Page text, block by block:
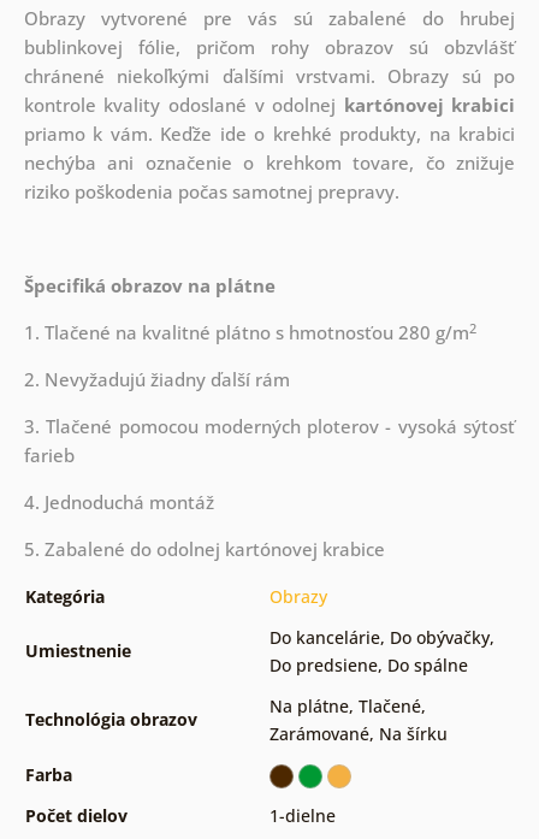
Obrazy vytvorené pre vás sú zabalené do hrubej
bublinkovej fólie, pričom rohy obrazov sú obzvlášť
chránené niekoľkými ďalšími vrstvami. Obrazy sú po
kontrole kvality odoslané v odolnej kartónovej krabici
priamo k vám. Keďže ide o krehké produkty, na krabici
nechýba ani označenie o krehkom tovare, čo znižuje
riziko poškodenia počas samotnej prepravy.
Špecifiká obrazov na plátne
1. Tlačené na kvalitné plátno s hmotnosťou 280 g/m2
2. Nevyžadujú žiadny ďalší rám
3. Tlačené pomocou moderných ploterov - vysoká sýtosť
farieb
4. Jednoduchá montáž
5. Zabalené do odolnej kartónovej krabice
Kategória Obrazy
Umiestnenie
Do kancelárie, Do obývačky,
Do predsiene, Do spálne
Technológia obrazov
Na plátne, Tlačené,
Zarámované, Na šírku
Farba
Počet dielov
1-dielne